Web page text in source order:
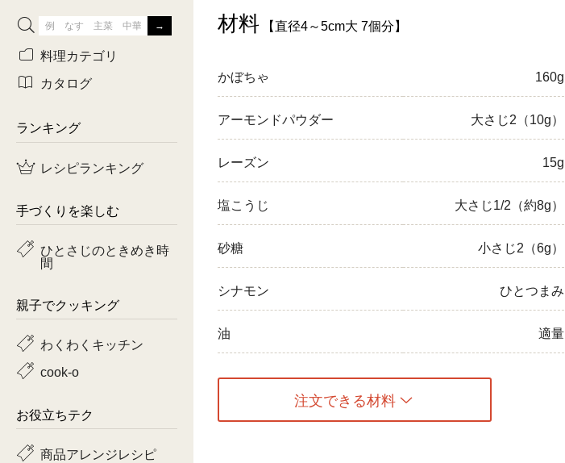
材料 【直径4～5cm大 7個分】
かぼちゃ 160g
アーモンドパウダー 大さじ2（10g）
レーズン 15g
塩こうじ 大さじ1/2（約8g）
砂糖 小さじ2（6g）
シナモン ひとつまみ
油 適量
注文できる材料
有賀薫さんのスープ
牛肉 豚肉
ピーマン なす
料理カテゴリ
カタログ
ランキング
レシピランキング
手づくりを楽しむ
ひとさじのときめき時
間
親子でクッキング
わくわくキッチン
cook-o
お役立ちテク
商品アレンジレシピ